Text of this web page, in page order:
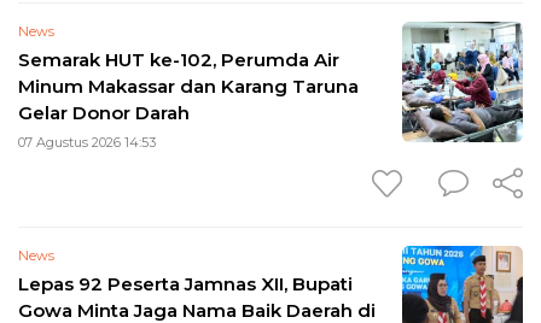
News
Semarak HUT ke-102, Perumda Air
Minum Makassar dan Karang Taruna
Gelar Donor Darah
07 Agustus 2026 14:53
News
Lepas 92 Peserta Jamnas XII, Bupati
Gowa Minta Jaga Nama Baik Daerah di